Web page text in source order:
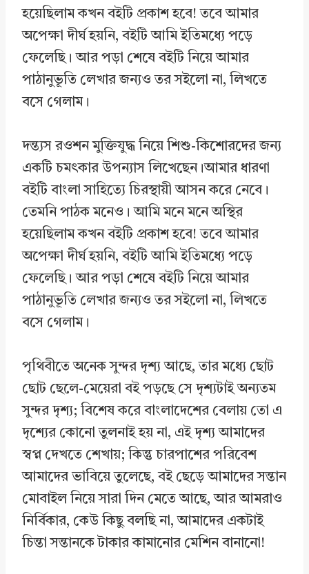
হয়েছিলাম কখন বইটি প্রকাশ হবে! তবে আমার
অপেক্ষা দীর্ঘ হয়নি, বইটি আমি ইতিমধ্যে পড়ে
ফেলেছি। আর পড়া শেষে বইটি নিয়ে আমার
পাঠানুভূতি লেখার জন্যও তর সইলো না, লিখতে
বসে গেলাম।
দন্ত্যস রওশন মুক্তিযুদ্ধ নিয়ে শিশু-কিশোরদের জন্য
একটি চমৎকার উপন্যাস লিখেছেন।আমার ধারণা
বইটি বাংলা সাহিত্যে চিরস্থায়ী আসন করে নেবে।
তেমনি পাঠক মনেও। আমি মনে মনে অস্থির
হয়েছিলাম কখন বইটি প্রকাশ হবে! তবে আমার
অপেক্ষা দীর্ঘ হয়নি, বইটি আমি ইতিমধ্যে পড়ে
ফেলেছি। আর পড়া শেষে বইটি নিয়ে আমার
পাঠানুভূতি লেখার জন্যও তর সইলো না, লিখতে
বসে গেলাম।
পৃথিবীতে অনেক সুন্দর দৃশ্য আছে, তার মধ্যে ছোট
ছোট ছেলে-মেয়েরা বই পড়ছে সে দৃশ্যটাই অন্যতম
সুন্দর দৃশ্য; বিশেষ করে বাংলাদেশের বেলায় তো এ
দৃশ্যের কোনো তুলনাই হয় না, এই দৃশ্য আমাদের
স্বপ্ন দেখতে শেখায়; কিন্তু চারপাশের পরিবেশ
আমাদের ভাবিয়ে তুলেছে, বই ছেড়ে আমাদের সন্তান
মোবাইল নিয়ে সারা দিন মেতে আছে, আর আমরাও
নির্বিকার, কেউ কিছু বলছি না, আমাদের একটাই
চিন্তা সন্তানকে টাকার কামানোর মেশিন বানানো!